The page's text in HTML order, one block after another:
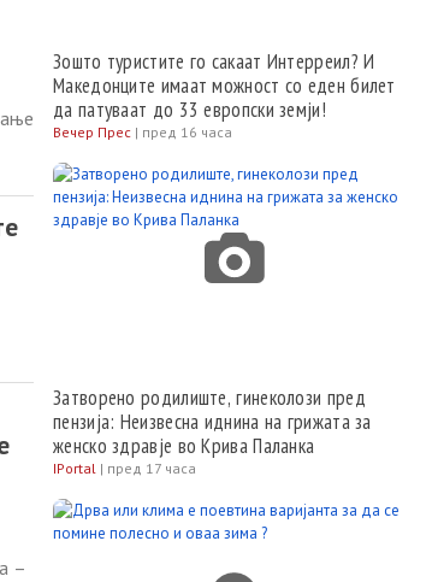
–
Зошто туристите го сакаат Интерреил? И
Македонците имаат можност со еден билет
да патуваат до 33 европски земји!
Вечер Прес | пред 16 часа
Затворено родилиште, гинеколози пред
пензија: Неизвесна иднина на грижата за
женско здравје во Крива Паланка
IPortal | пред 17 часа